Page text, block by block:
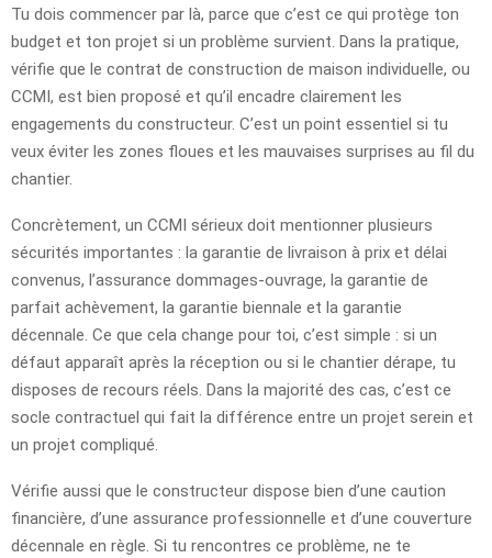
Tu dois commencer par là, parce que c’est ce qui protège ton
budget et ton projet si un problème survient. Dans la pratique,
vérifie que le contrat de construction de maison individuelle, ou
CCMI, est bien proposé et qu’il encadre clairement les
engagements du constructeur. C’est un point essentiel si tu
veux éviter les zones floues et les mauvaises surprises au fil du
chantier.
Concrètement, un CCMI sérieux doit mentionner plusieurs
sécurités importantes : la garantie de livraison à prix et délai
convenus, l’assurance dommages-ouvrage, la garantie de
parfait achèvement, la garantie biennale et la garantie
décennale. Ce que cela change pour toi, c’est simple : si un
défaut apparaît après la réception ou si le chantier dérape, tu
disposes de recours réels. Dans la majorité des cas, c’est ce
socle contractuel qui fait la différence entre un projet serein et
un projet compliqué.
Vérifie aussi que le constructeur dispose bien d’une caution
financière, d’une assurance professionnelle et d’une couverture
décennale en règle. Si tu rencontres ce problème, ne te